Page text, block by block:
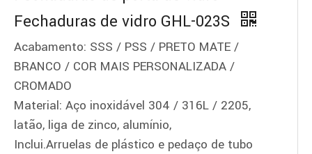
Fechaduras de vidro GHL-023S
Acabamento: SSS / PSS / PRETO MATE /
BRANCO / COR MAIS PERSONALIZADA /
CROMADO
Material: Aço inoxidável 304 / 316L / 2205,
latão, liga de zinco, alumínio,
Inclui.Arruelas de plástico e pedaço de tubo